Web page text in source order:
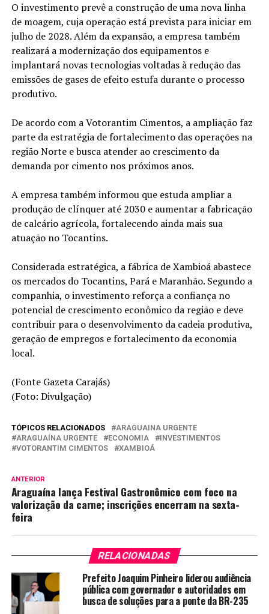
O investimento prevê a construção de uma nova linha
de moagem, cuja operação está prevista para iniciar em
julho de 2028. Além da expansão, a empresa também
realizará a modernização dos equipamentos e
implantará novas tecnologias voltadas à redução das
emissões de gases de efeito estufa durante o processo
produtivo.
De acordo com a Votorantim Cimentos, a ampliação faz
parte da estratégia de fortalecimento das operações na
região Norte e busca atender ao crescimento da
demanda por cimento nos próximos anos.
A empresa também informou que estuda ampliar a
produção de clínquer até 2030 e aumentar a fabricação
de calcário agrícola, fortalecendo ainda mais sua
atuação no Tocantins.
Considerada estratégica, a fábrica de Xambioá abastece
os mercados do Tocantins, Pará e Maranhão. Segundo a
companhia, o investimento reforça a confiança no
potencial de crescimento econômico da região e deve
contribuir para o desenvolvimento da cadeia produtiva,
geração de empregos e fortalecimento da economia
local.
(Fonte Gazeta Carajás)
(Foto: Divulgação)
TÓPICOS RELACIONADOS
ARAGUAINA URGENTE
ARAGUAÍNA URGENTE
ECONOMIA
INVESTIMENTOS
VOTORANTIM CIMENTOS
XAMBIOÁ
ANTERIOR
Araguaína lança Festival Gastronômico com foco na
valorização da carne; inscrições encerram na sexta-
feira
RELACIONADAS
Prefeito Joaquim Pinheiro liderou audiência
pública com governador e autoridades em
busca de soluções para a ponte da BR-235